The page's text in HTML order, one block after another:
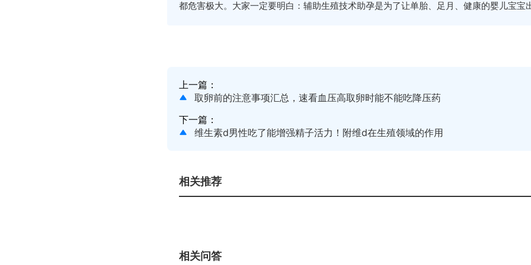
都危害极大。大家一定要明白：辅助生殖技术助孕是为了让单胎、足月、健康的婴儿宝宝
上一篇：
取卵前的注意事项汇总，速看血压高取卵时能不能吃降压药
下一篇：
维生素d男性吃了能增强精子活力！附维d在生殖领域的作用
相关推荐
相关问答